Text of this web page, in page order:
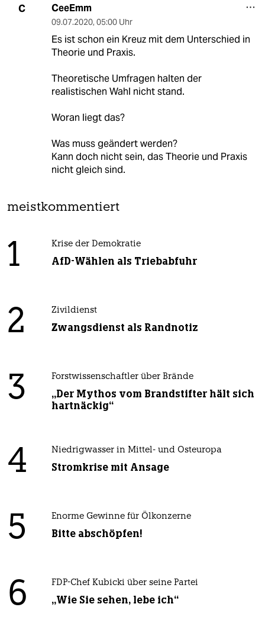
C CeeEmm
09.07.2020, 05:00 Uhr
Es ist schon ein Kreuz mit dem Unterschied in
Theorie und Praxis.
Theoretische Umfragen halten der
realistischen Wahl nicht stand.
Woran liegt das?
Was muss geändert werden?
Kann doch nicht sein, das Theorie und Praxis
nicht gleich sind.
meistkommentiert
1 Krise der Demokratie
AfD-Wählen als Triebabfuhr
2 Zivildienst
Zwangsdienst als Randnotiz
3 Forstwissenschaftler über Brände
„Der Mythos vom Brandstifter hält sich
hartnäckig“
4 Niedrigwasser in Mittel- und Osteuropa
Stromkrise mit Ansage
5 Enorme Gewinne für Ölkonzerne
Bitte abschöpfen!
6 FDP-Chef Kubicki über seine Partei
„Wie Sie sehen, lebe ich“